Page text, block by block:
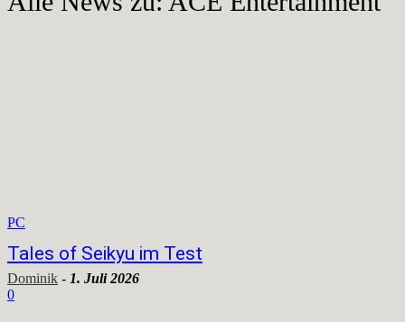
PC
Tales of Seikyu im Test
Dominik - 1. Juli 2026
0